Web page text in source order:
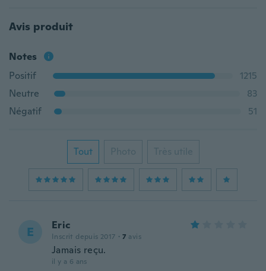
Avis produit
Notes
Positif
1215
Neutre
83
Négatif
51
Tout Photo Très utile
E Eric
Inscrit depuis 2017 · 7 avis
Jamais reçu.
il y a 6 ans